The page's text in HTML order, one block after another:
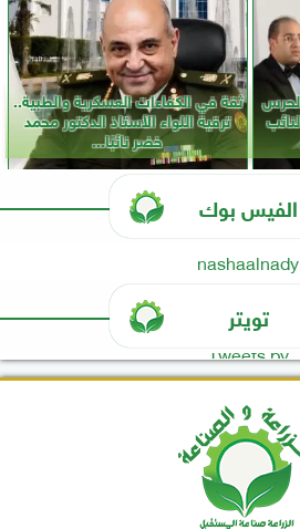
ثقة في الكفاءات العسكرية والطبية..
ترقية اللواء الأستاذ الدكتور محمد
خضر نائبًا...
الفيس بوك
nashaalnady
تويتر
Tweets by